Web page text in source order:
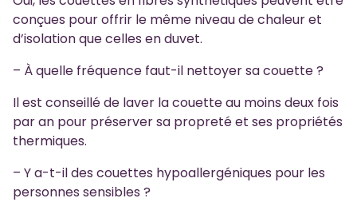
conçues pour offrir le même niveau de chaleur et
d’isolation que celles en duvet.
– À quelle fréquence faut-il nettoyer sa couette ?
Il est conseillé de laver la couette au moins deux fois
par an pour préserver sa propreté et ses propriétés
thermiques.
– Y a-t-il des couettes hypoallergéniques pour les
personnes sensibles ?